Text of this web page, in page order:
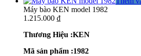
Máy bào KEN model 1982
1.215.000 ₫
Thương Hiệu :KEN
Mã sản phẩm :1982